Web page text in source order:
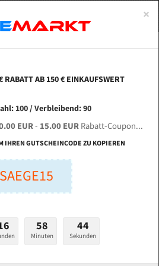
Semi Automatic für 5780 mm
Bandsägeblätter
Länge (mm):
+ Zahnteilung:
mm
×
RABATT AB 150 € EINKAUFSWERT
100 / Verbleibend: 90
EUR- 15.00 EURRabatt-Coupon...
IHREN GUTSCHEINCODE ZU KOPIEREN
SAEGE15
58
Minuten
44
Sekunden